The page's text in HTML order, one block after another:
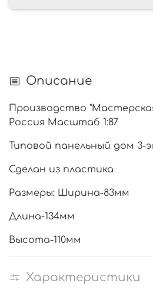
Описание
Производство
Россия Масштаб 1:87
Типовой панельный дом 3-
Сделан из пластика
Размеры: Ширина-83мм
Длина-134мм
Высота-110мм
Характеристики